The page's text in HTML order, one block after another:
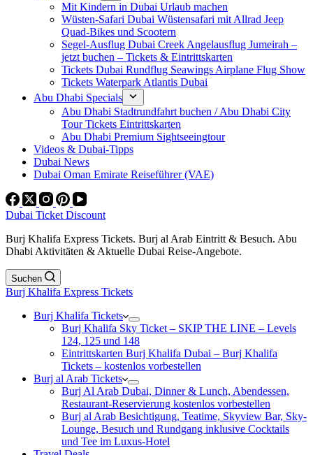
Mit Kindern in Dubai Urlaub machen
Wüsten-Safari Dubai Wüstensafari mit Allrad Jeep
Quad-Bikes und Scootern
Segel-Ausflug Dubai Creek Angelausflug Jumeirah –
jetzt buchen – Tickets & Eintrittskarten
Tickets Dubai Rundflug Seawings Airplane Flug Show
Tickets Waterpark Atlantis Dubai
Abu Dhabi Specials
Abu Dhabi Stadtrundfahrt buchen / Abu Dhabi City
Tour Tickets Eintrittskarten
Abu Dhabi Premium Sightseeingtour
Videos & Dubai-Tipps
Dubai News
Dubai Oman Emirate Reiseführer (VAE)
Dubai Ticket Discount
Burj Khalifa Express Tickets. Burj al Arab Eintritt & Besuch. Abu
Dhabi Aktivitäten & Aktuelle Dubai Reise-Angebote.
Suchen
Burj Khalifa Express Tickets
Burj Khalifa Tickets
Burj Khalifa Sky Ticket – SKIP THE LINE – Levels
124, 125 und 148
Eintrittskarten Burj Khalifa Dubai – Burj Khalifa
Tickets – kostenlos vorbestellen
Burj al Arab Tickets
Burj Al Arab Dubai, Dinner & Lunch, Abendessen,
Restaurant-Reservierung kostenlos vorbestellen
Burj al Arab Besichtigung, Teatime, Skyview Bar, Sky-
Lounge, Besuch und Rundgang inklusive Cocktails
und Tee im Luxus-Hotel